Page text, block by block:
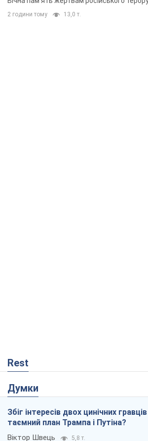
2 години тому 13,0 т.
Rest
Думки
Збіг інтересів двох цинічних
таємний план Трампа і Путіна?
Віктор Швець 5,8 т.